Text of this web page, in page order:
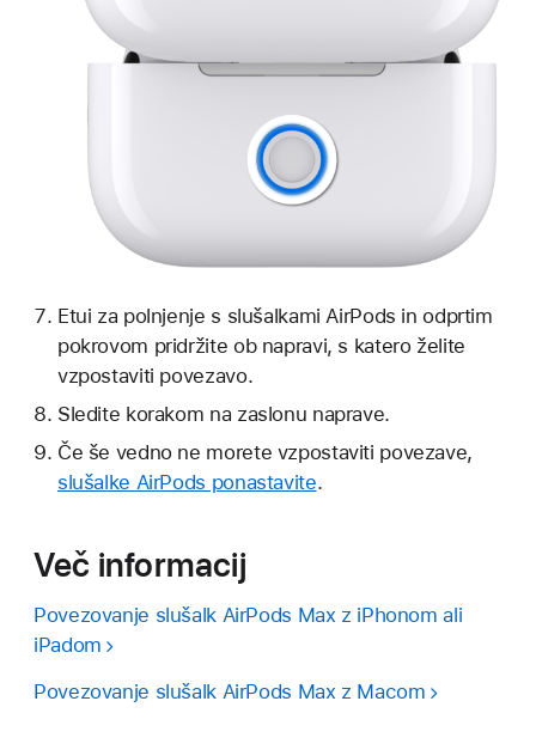
Etui za polnjenje s slušalkami AirPods in odprtim
pokrovom pridržite ob napravi, s katero želite
vzpostaviti povezavo.
Sledite korakom na zaslonu naprave.
Če še vedno ne morete vzpostaviti povezave,
slušalke AirPods ponastavite.
Več informacij
Povezovanje slušalk AirPods Max z iPhonom ali
iPadom
Povezovanje slušalk AirPods Max z Macom